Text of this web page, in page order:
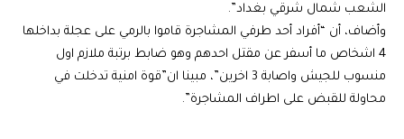
الشعب شمال شرقي بغداد”.
وأضاف، أن “أفراد أحد طرفي المشاجرة قاموا بالرمي على عجلة بداخلها
4 اشخاص ما أسفر عن مقتل احدهم وهو ضابط برتبة ملازم اول
منسوب للجيش واصابة 3 اخرين”، مبينا ان”قوة امنية تدخلت في
محاولة للقبض على اطراف المشاجرة”.